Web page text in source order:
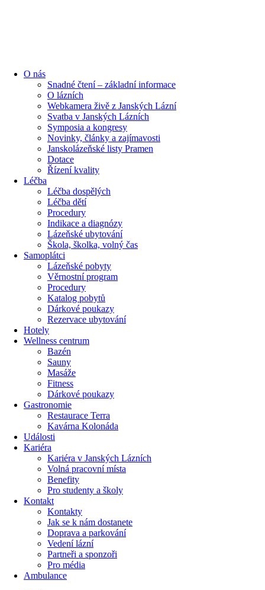
O nás
Snadné čtení – základní informace
O lázních
Webkamera živě z Janských Lázní
Svatba v Janských Lázních
Symposia a kongresy
Novinky, články a zajímavosti
Janskolázeňské listy Pramen
Dotace
Řízení kvality
Léčba
Léčba dospělých
Léčba dětí
Procedury
Indikace a diagnózy
Lázeňské ubytování
Škola, školka, volný čas
Samoplátci
Lázeňské pobyty
Věrnostní program
Procedury
Katalog pobytů
Dárkové poukazy​
Rezervace ubytování
Hotely
Wellness centrum
Bazén
Sauny
Masáže
Fitness
Dárkové poukazy​
Gastronomie
Restaurace Terra
Kavárna Kolonáda
Události
Kariéra
Kariéra v Janských Lázních
Volná pracovní místa
Benefity
Pro studenty a školy
Kontakt
Kontakty
Jak se k nám dostanete
Doprava a parkování
Vedení lázní
Partneři a sponzoři
Pro média
Ambulance